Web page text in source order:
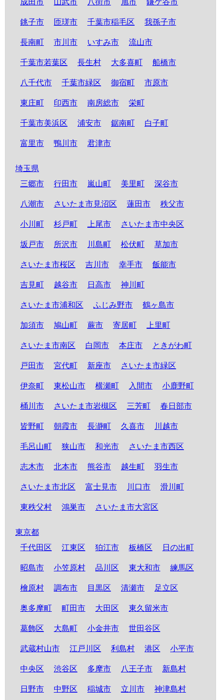
成田市 山武市 八街市 旭市 鎌ケ谷市
銚子市 匝瑳市 千葉市稲毛区 我孫子市
長南町 市川市 いすみ市 流山市
千葉市若葉区 長生村 大多喜町 船橋市
八千代市 千葉市緑区 御宿町 市原市
東庄町 印西市 南房総市 栄町
千葉市美浜区 浦安市 鋸南町 白子町
富里市 鴨川市 君津市
埼玉県
三郷市
行田市 嵐山町 美里町 深谷市
八潮市 さいたま市見沼区 蓮田市 秩父市
小川町 杉戸町 上尾市 さいたま市中央区
坂戸市 所沢市 川島町 松伏町 草加市
さいたま市桜区 吉川市 幸手市 飯能市
吉見町 越谷市 日高市 神川町
さいたま市浦和区 ふじみ野市 鶴ヶ島市
加須市 鳩山町 蕨市 寄居町 上里町
さいたま市南区 白岡市 本庄市 ときがわ町
戸田市 宮代町 新座市 さいたま市緑区
伊奈町 東松山市 横瀬町 入間市 小鹿野町
桶川市 さいたま市岩槻区 三芳町 春日部市
皆野町 朝霞市 長瀞町 久喜市 川越市
毛呂山町 狭山市 和光市 さいたま市西区
志木市 北本市 熊谷市 越生町 羽生市
さいたま市北区 富士見市 川口市 滑川町
東秩父村 鴻巣市 さいたま市大宮区
東京都
千代田区
江東区 狛江市 板橋区 日の出町
昭島市 小笠原村 品川区 東大和市 練馬区
檜原村 調布市 目黒区 清瀬市 足立区
奥多摩町 町田市 大田区 東久留米市
葛飾区 大島町 小金井市 世田谷区
武蔵村山市 江戸川区 利島村 港区 小平市
中央区 渋谷区 多摩市 八王子市 新島村
日野市 中野区 稲城市 立川市 神津島村